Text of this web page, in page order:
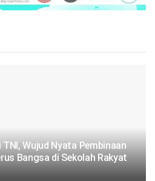
Wujud Nyata Pembinaan
Bangsa di Sekolah Rakyat